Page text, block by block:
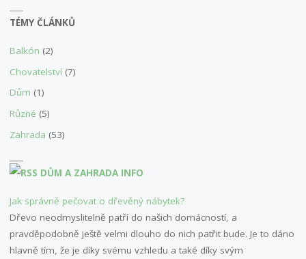
TÉMY ČLÁNKŮ
Balkón (2)
Chovatelství(7)
Dům (1)
Různé (5)
Zahrada (53)
DŮM A ZAHRADA INFO
Jak správně pečovat o dřevěný nábytek?
Dřevo neodmyslitelně patří do našich domácností, a
pravděpodobně ještě velmi dlouho do nich patřit bude. Je to dáno
hlavně tím, že je díky svému vzhledu a také díky svým